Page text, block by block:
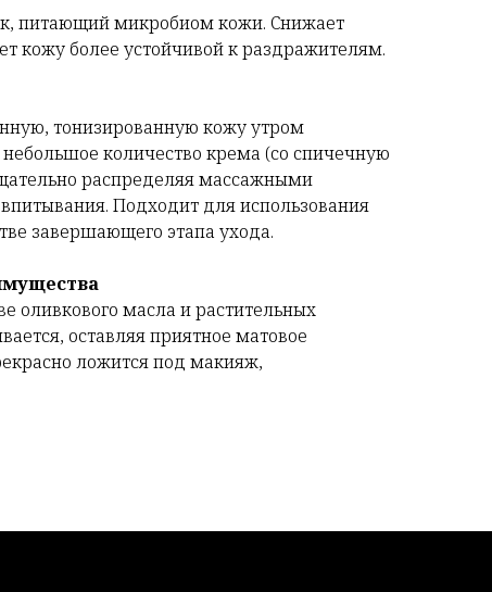
питающий микробиом кожи. Снижает
кожу более устойчивой к раздражителям.
тонизированную кожу утром
количество крема (со спичечную
распределяя массажными
Подходит для использования
завершающего этапа ухода.
оливкового масла и растительных
оставляя приятное матовое
ложится под макияж,